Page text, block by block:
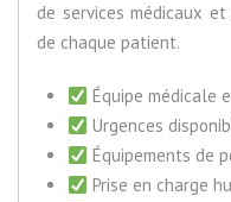
de services médicaux
de chaque patient.
Équipe médicale
Urgences
Équipements de
Prise en charge